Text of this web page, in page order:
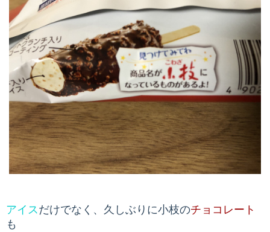
アイスだけでなく、久しぶりに小枝のチョコレート
も